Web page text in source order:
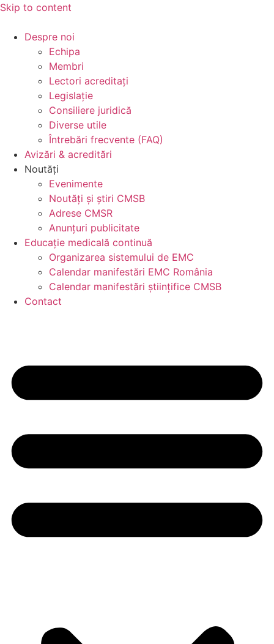
Skip to content
Despre noi
Echipa
Membri
Lectori acreditați
Legislație
Consiliere juridică
Diverse utile
Întrebări frecvente (FAQ)
Avizări & acreditări
Noutăți
Evenimente
Noutăți și știri CMSB
Adrese CMSR
Anunțuri publicitate
Educație medicală continuă
Organizarea sistemului de EMC
Calendar manifestări EMC România
Calendar manifestări științifice CMSB
Contact